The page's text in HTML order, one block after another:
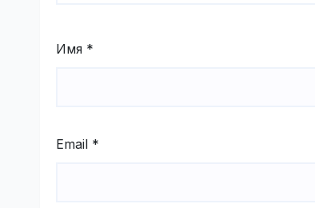
Имя *
Email *